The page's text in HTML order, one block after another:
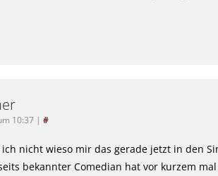
10:37 | #
nicht wieso mir das gerade jetzt in den
bekannter Comedian hat vor kurzem